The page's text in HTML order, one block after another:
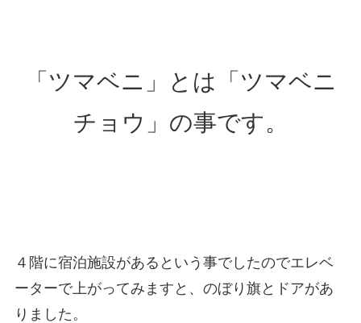
「ツマベニ」とは「ツマベニ
チョウ」の事です。
４階に宿泊施設があるという事でしたのでエレベ
ーターで上がってみますと、のぼり旗とドアがあ
りました。